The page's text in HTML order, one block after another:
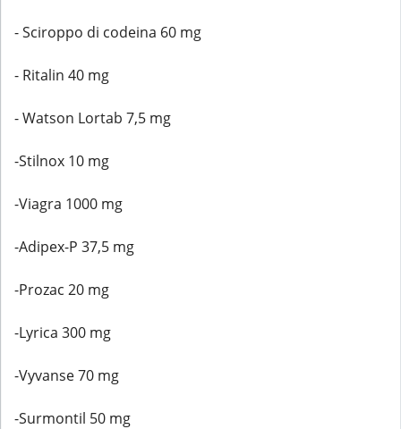
- Sciroppo di codeina 60 mg
- Ritalin 40 mg
- Watson Lortab 7,5 mg
-Stilnox 10 mg
-Viagra 1000 mg
-Adipex-P 37,5 mg
-Prozac 20 mg
-Lyrica 300 mg
-Vyvanse 70 mg
-Surmontil 50 mg